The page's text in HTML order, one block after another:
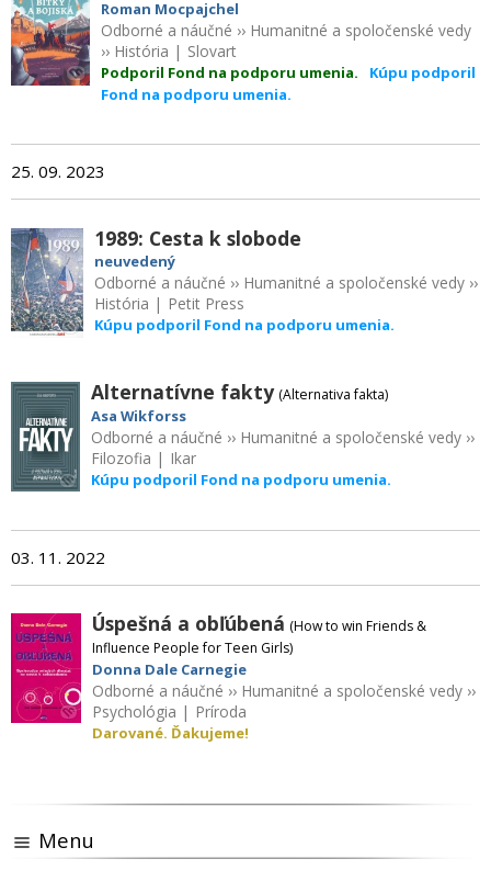
Roman Mocpajchel
Odborné a náučné ›› Humanitné a spoločenské vedy
›› História | Slovart
Podporil Fond na podporu umenia.
Kúpu podporil
Fond na podporu umenia.
25. 09. 2023
1989: Cesta k slobode
neuvedený
Odborné a náučné ›› Humanitné a spoločenské vedy››
História | Petit Press
Kúpu podporil Fond na podporu umenia.
Alternatívne fakty (Alternativa fakta)
Asa Wikforss
Odborné a náučné ›› Humanitné a spoločenské vedy››
Filozofia | Ikar
Kúpu podporil Fond na podporu umenia.
03. 11. 2022
Úspešná a obľúbená (How to win Friends &
Influence People for Teen Girls)
Donna Dale Carnegie
Odborné a náučné ›› Humanitné a spoločenské vedy››
Psychológia | Príroda
Darované. Ďakujeme!
Menu